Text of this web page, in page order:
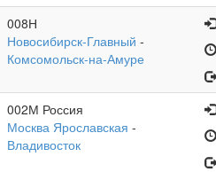
008Н
Новосибирск-Главный -
Комсомольск-на-Амуре
002М Россия
Москва Ярославская -
Владивосток